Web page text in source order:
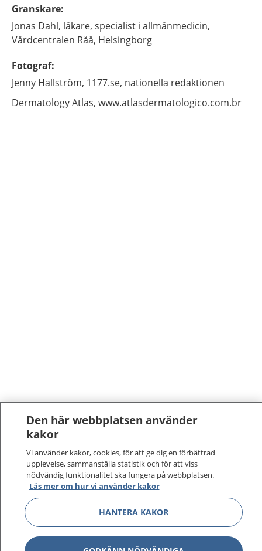
Granskare:
Jonas Dahl, läkare, specialist i allmänmedicin,
Vårdcentralen Råå, Helsingborg
Fotograf:
Jenny Hallström, 1177.se, nationella redaktionen
Dermatology Atlas, www.atlasdermatologico.com.br
1177 –tryggt om din hälsa och vård
På 1177.se får du råd om hälsa och information om
sjukdomar och vilka mottagningar du kan kontakta.
Logga in för att läsa din journal och göra dina
vårdärenden. Ring telefonnummer 1177 för
sjukvårdsrådgivning dygnet runt.
1177 ger dig råd när du vill må bättre.
Den här webbplatsen använder
kakor
Vi använder kakor, cookies, för att ge dig en förbättrad
upplevelse, sammanställa statistik och för att viss
nödvändig funktionalitet ska fungera på webbplatsen.
Läs mer om hur vi använder kakor
HANTERA KAKOR